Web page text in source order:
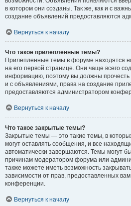
в котором они созданы. Так же, как и с
создание объявлений предоставляются
Вернуться к началу
Что такое прилепленные темы?
Прилепленные темы в форуме находятся
на его первой странице. Они чаще всего
информацию, поэтому вы должны прочесть
и с объявлениями, права на создание
предоставляются администратором
Вернуться к началу
Что такое закрытые темы?
Закрытые темы — это такие темы, в
могут оставлять сообщения, и все
автоматически завершаются. Темы могут
причинам модератором форума или
также можете иметь возможность
зависимости от прав, предоставленных
конференции.
Вернуться к началу